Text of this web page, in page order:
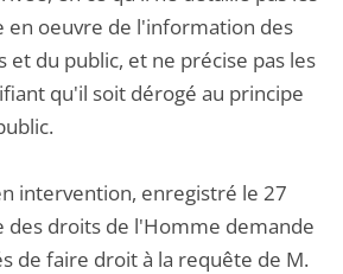
en oeuvre de l'information des
et du public, et ne précise pas les
qu'il soit dérogé au principe
intervention, enregistré le 27
des droits de l'Homme demande
de faire droit à la requête de M.